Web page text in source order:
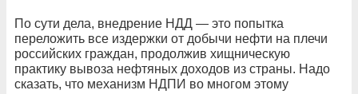
По сути дела, внедрение НДД — это попытка
переложить все издержки от добычи нефти на плечи
российских граждан, продолжив хищническую
практику вывоза нефтяных доходов из страны. Надо
сказать, что механизм НДПИ во многом этому